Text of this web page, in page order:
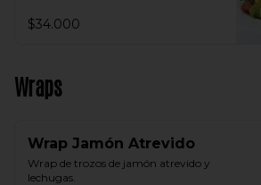
$34.000
Wraps
Wrap Jamón Atrevido
Wrap de trozos de jamón atrevido y
lechugas.